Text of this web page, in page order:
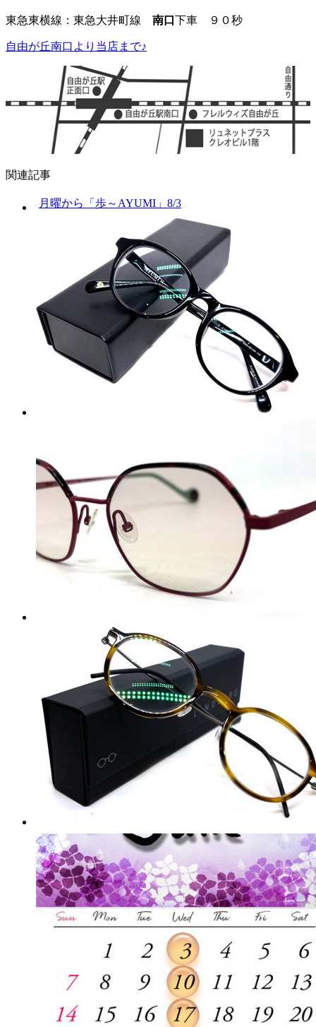
東急東横線：東急大井町線 南口 下車 ９０秒
自由が丘南口より当店まで♪
関連記事
月曜から「歩～AYUMI」8/3